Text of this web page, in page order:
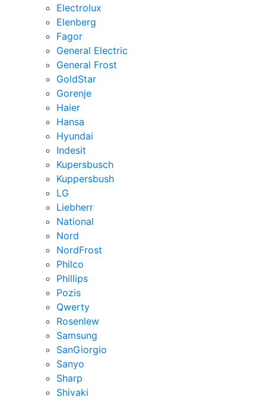
Electrolux
Elenberg
Fagor
General Electric
General Frost
GoldStar
Gorenje
Haier
Hansa
Hyundai
Indesit
Kupersbusch
Kuppersbush
LG
Liebherr
National
Nord
NordFrost
Philco
Phillips
Pozis
Qwerty
Rosenlew
Samsung
SanGiorgio
Sanyo
Sharp
Shivaki